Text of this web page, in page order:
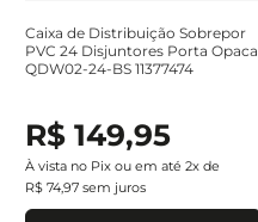
Caixa de Distribuição Sobrepor
PVC 24 Disjuntores Porta Opaca
QDW02-24-BS 11377474
R$ 149,95
À vista no Pix ou em até 2x de
R$ 74,97 sem juros